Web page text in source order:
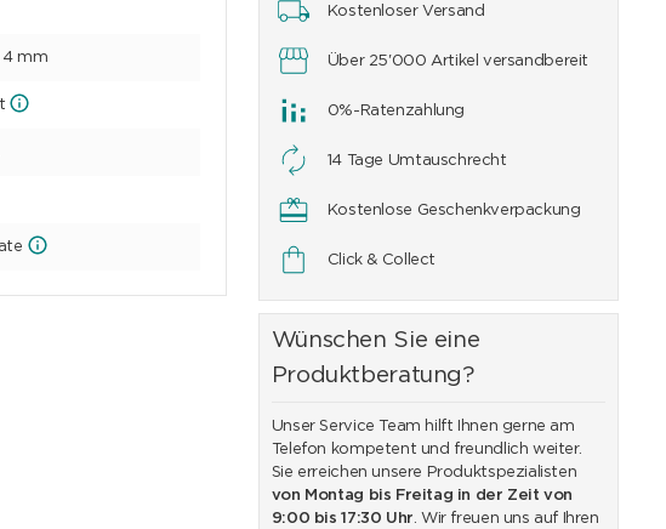
Kostenloser Versand
Über 25'000 Artikel versandbereit
0%-Ratenzahlung
14 Tage Umtauschrecht
Kostenlose Geschenkverpackung
Click & Collect
Wünschen Sie eine
Produktberatung?
Unser Service Team hilft Ihnen gerne am
Telefon kompetent und freundlich weiter.
Sie erreichen unsere Produktspezialisten
von Montag bis Freitag in der Zeit von
9:00 bis 17:30 Uhr. Wir freuen uns auf Ihren
4 mm